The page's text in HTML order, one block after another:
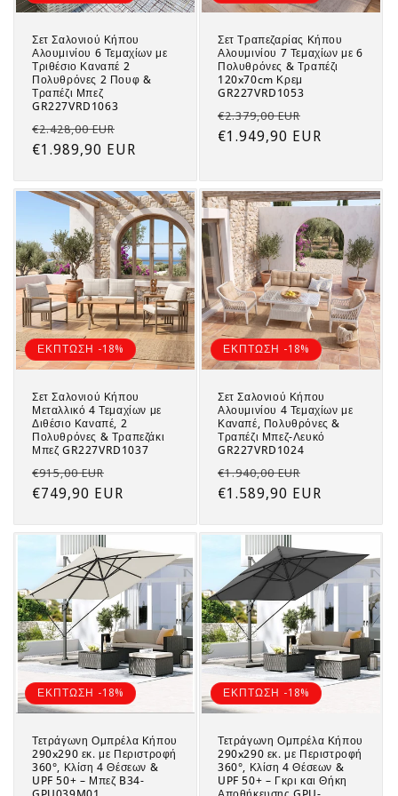
Σετ Σαλονιού Κήπου
Αλουμινίου 6 Τεμαχίων με
Τριθέσιο Καναπέ 2
Πολυθρόνες 2 Πουφ &
Τραπέζι Μπεζ
GR227VRD1063
Regular
price
€2.428,00 EUR
price
€1.989,90 EUR
Σετ Τραπεζαρίας Κήπου
Αλουμινίου 7 Τεμαχίων με 6
Πολυθρόνες & Τραπέζι
120x70cm Κρεμ
GR227VRD1053
Regular
price
€2.379,00 EUR
price
€1.949,90 EUR
ΕΚΠΤΩΣΗ -18%
Σετ Σαλονιού Κήπου
Μεταλλικό 4 Τεμαχίων με
Διθέσιο Καναπέ, 2
Πολυθρόνες & Τραπεζάκι
Μπεζ GR227VRD1037
Regular
price
€915,00 EUR
price
€749,90 EUR
ΕΚΠΤΩΣΗ -18%
Σετ Σαλονιού Κήπου
Αλουμινίου 4 Τεμαχίων με
Καναπέ, Πολυθρόνες &
Τραπέζι Μπεζ-Λευκό
GR227VRD1024
Regular
price
€1.940,00 EUR
price
€1.589,90 EUR
ΕΚΠΤΩΣΗ -18%
Τετράγωνη Ομπρέλα Κήπου
290x290 εκ. με Περιστροφή
360°, Κλίση 4 Θέσεων &
UPF 50+ – Μπεζ B34-
ΕΚΠΤΩΣΗ -18%
Τετράγωνη Ομπρέλα Κήπου
290x290 εκ. με Περιστροφή
360°, Κλίση 4 Θέσεων &
UPF 50+ – Γκρι και Θήκη